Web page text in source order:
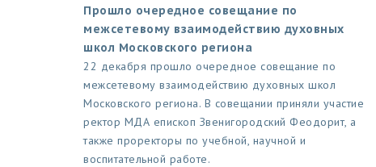
Прошло очередное совещание по
межсетевому взаимодействию духовных
школ Московского региона
22 декабря прошло очередное совещание по
межсетевому взаимодействию духовных школ
Московского региона. В совещании приняли участие
ректор МДА епископ Звенигородский Феодорит, а
также проректоры по учебной, научной и
воспитательной работе.